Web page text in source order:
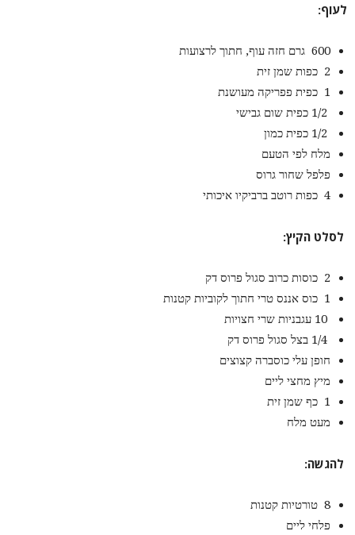
לעוף:
600 גרם חזה עוף, חתוך לרצועות
2 כפות שמן זית
1 כפית פפריקה מעושנת
מלח לפי הטעם
פלפל שחור גרוס
4 כפות רוטב ברביקיו איכותי
לסלט הקיץ:
2 כוסות כרוב סגול פרוס דק
1 כוס אננס טרי חתוך לקוביות קטנות
חופן עלי כוסברה קצוצים
מיץ מחצי ליים
1 כף שמן זית
מעט מלח
להגשה:
8 טורטיות קטנות
פלחי ליים